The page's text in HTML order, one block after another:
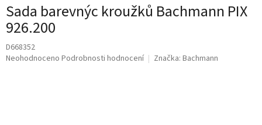
Sada barevnýc kroužků Bachmann PIX
926.200
D668352
Průměrné
Neohodnoceno Podrobnosti hodnocení Značka: Bachmann